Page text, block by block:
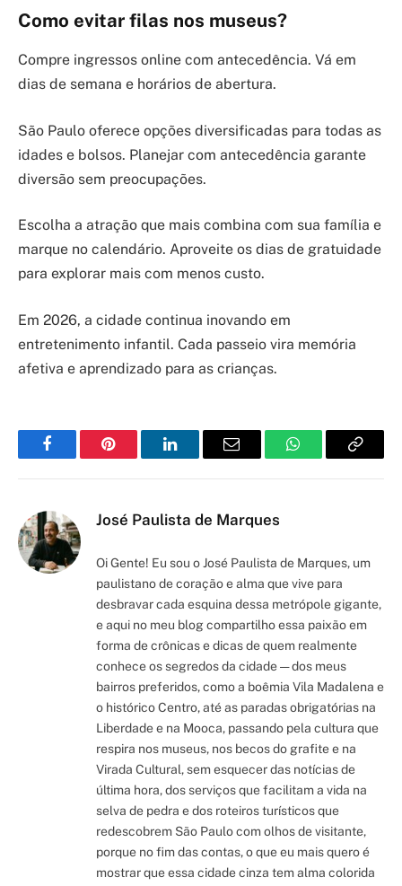
Como evitar filas nos museus?
Compre ingressos online com antecedência. Vá em
dias de semana e horários de abertura.
São Paulo oferece opções diversificadas para todas as
idades e bolsos. Planejar com antecedência garante
diversão sem preocupações.
Escolha a atração que mais combina com sua família e
marque no calendário. Aproveite os dias de gratuidade
para explorar mais com menos custo.
Em 2026, a cidade continua inovando em
entretenimento infantil. Cada passeio vira memória
afetiva e aprendizado para as crianças.
FacebookPinterest LinkedInEmail WhatsAppCopy
José Paulista de Marques
Oi Gente! Eu sou o José Paulista de Marques, um
paulistano de coração e alma que vive para
desbravar cada esquina dessa metrópole gigante,
e aqui no meu blog compartilho essa paixão em
forma de crônicas e dicas de quem realmente
conhece os segredos da cidade — dos meus
bairros preferidos, como a boêmia Vila Madalena e
o histórico Centro, até as paradas obrigatórias na
Liberdade e na Mooca, passando pela cultura que
respira nos museus, nos becos do grafite e na
Virada Cultural, sem esquecer das notícias de
última hora, dos serviços que facilitam a vida na
selva de pedra e dos roteiros turísticos que
redescobrem São Paulo com olhos de visitante,
porque no fim das contas, o que eu mais quero é
mostrar que essa cidade cinza tem alma colorida